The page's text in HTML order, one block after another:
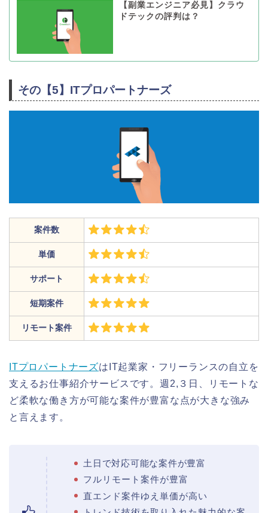
【副業エンジニア必見】クラウ
ドテックの評判は？
その【5】ITプロパートナーズ
案件数
単価
サポート
短期案件
リモート案件
ITプロパートナーズはIT起業家・フリーランスの自立を
支えるお仕事紹介サービスです。週2,３日、リモートな
ど柔軟な働き方が可能な案件が豊富な点が大きな強み
と言えます。
土日で対応可能な案件が豊富
フルリモート案件が豊富
直エンド案件ゆえ単価が高い